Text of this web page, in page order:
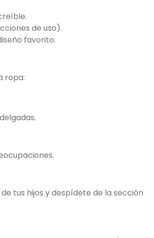
de uso).
favorito.
ropa:
tus hijos y despídete de la sección